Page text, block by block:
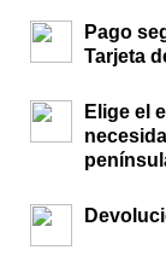
Pago
Tarjeta
Elige el